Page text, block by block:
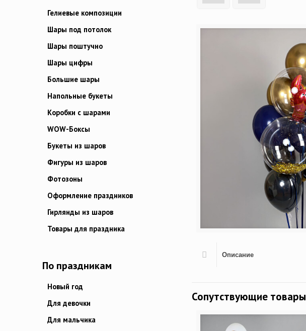
Описание
Сопутствующие товары
Гелиевые композиции
Шары под потолок
Шары поштучно
Шары цифры
Большие шары
Напольные букеты
Коробки с шарами
WOW-Боксы
Букеты из шаров
Фигуры из шаров
Фотозоны
Оформление праздников
Гирлянды из шаров
Товары для праздника
По праздникам
Новый год
Для девочки
Для мальчика